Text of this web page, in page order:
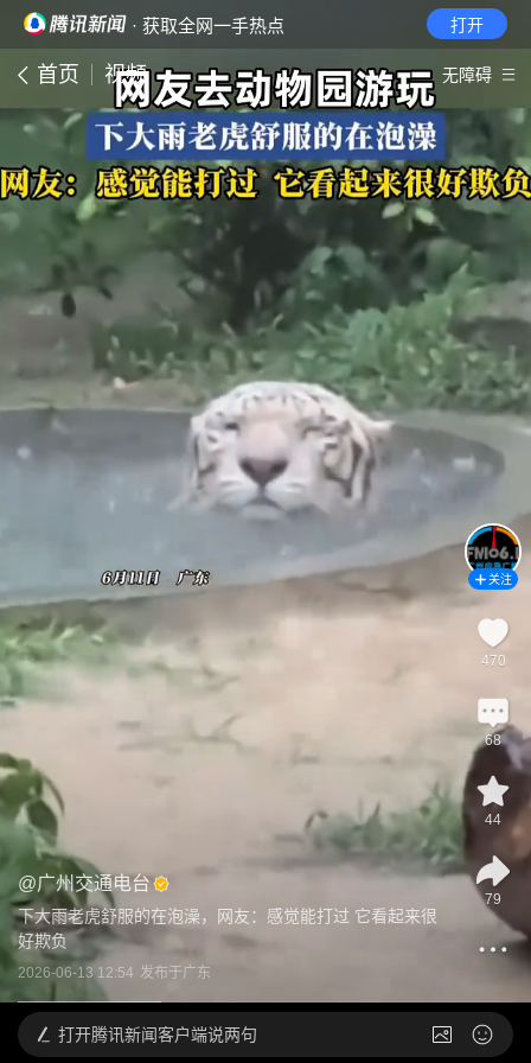
· 获取全网一手热点 打开
首页 视频 无障碍
@广州交通电台
下大雨老虎舒服的在泡澡，网友：感觉能打过 它看起来很
好欺负
2026-06-13 12:54 发布于广东
关注
470
68
44
79
打开腾讯新闻客户端说两句